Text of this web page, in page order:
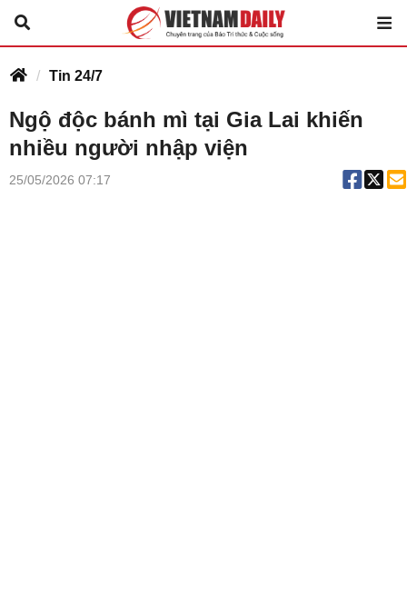
Tin 24/7
Ngộ độc bánh mì tại Gia Lai khiến
nhiều người nhập viện
25/05/2026 07:17